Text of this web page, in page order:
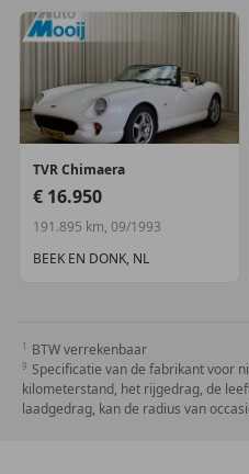
TVR Chimaera
€ 16.950
191.895 km, 09/1993
BEEK EN DONK, NL
BTW verrekenbaar
Specificatie van de fabrikant voor
kilometerstand, het rijgedrag, de
laadgedrag, kan de radius van